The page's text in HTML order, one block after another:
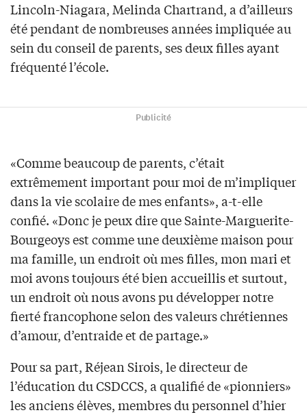
Lincoln-Niagara, Melinda Chartrand, a d’ailleurs
été pendant de nombreuses années impliquée au
sein du conseil de parents, ses deux filles ayant
fréquenté l’école.
Publicité
«Comme beaucoup de parents, c’était
extrêmement important pour moi de m’impliquer
dans la vie scolaire de mes enfants», a-t-elle
confié. «Donc je peux dire que Sainte-Marguerite-
Bourgeoys est comme une deuxième maison pour
ma famille, un endroit où mes filles, mon mari et
moi avons toujours été bien accueillis et surtout,
un endroit où nous avons pu développer notre
fierté francophone selon des valeurs chrétiennes
d’amour, d’entraide et de partage.»
Pour sa part, Réjean Sirois, le directeur de
l’éducation du CSDCCS, a qualifié de «pionniers»
les anciens élèves, membres du personnel d’hier